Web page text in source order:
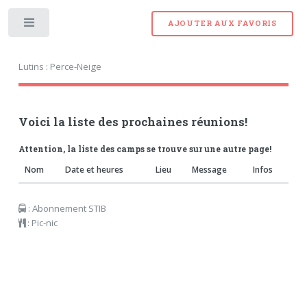
Lutins : Perce-Neige
AJOUTER AUX FAVORIS
Voici la liste des prochaines réunions!
Attention, la liste des camps se trouve sur une autre page!
Nom Date et heures Lieu Message Infos
: Abonnement STIB
: Pic-nic